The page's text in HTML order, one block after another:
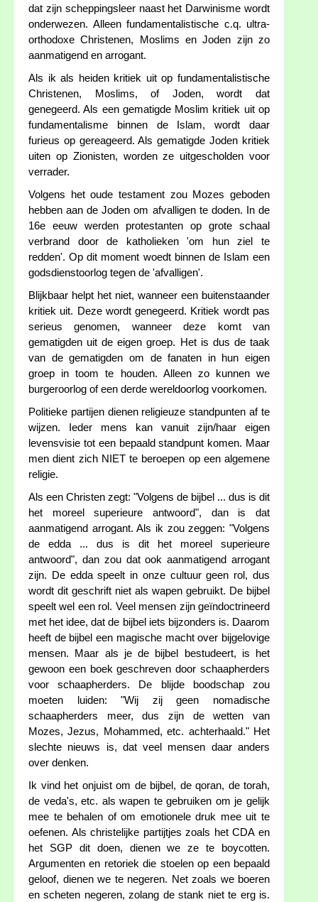
dat zijn scheppingsleer naast het Darwinisme wordt
onderwezen. Alleen fundamentalistische c.q. ultra-
orthodoxe Christenen, Moslims en Joden zijn zo
aanmatigend en arrogant.
Als ik als heiden kritiek uit op fundamentalistische
Christenen, Moslims, of Joden, wordt dat
genegeerd. Als een gematigde Moslim kritiek uit op
fundamentalisme binnen de Islam, wordt daar
furieus op gereageerd. Als gematigde Joden kritiek
uiten op Zionisten, worden ze uitgescholden voor
verrader.
Volgens het oude testament zou Mozes geboden
hebben aan de Joden om afvalligen te doden. In de
16e eeuw werden protestanten op grote schaal
verbrand door de katholieken 'om hun ziel te
redden'. Op dit moment woedt binnen de Islam een
godsdienstoorlog tegen de 'afvalligen'.
Blijkbaar helpt het niet, wanneer een buitenstaander
kritiek uit. Deze wordt genegeerd. Kritiek wordt pas
serieus genomen, wanneer deze komt van
gematigden uit de eigen groep. Het is dus de taak
van de gematigden om de fanaten in hun eigen
groep in toom te houden. Alleen zo kunnen we
burgeroorlog of een derde wereldoorlog voorkomen.
Politieke partijen dienen religieuze standpunten af te
wijzen. Ieder mens kan vanuit zijn/haar eigen
levensvisie tot een bepaald standpunt komen. Maar
men dient zich NIET te beroepen op een algemene
religie.
Als een Christen zegt: "Volgens de bijbel ... dus is dit
het moreel superieure antwoord", dan is dat
aanmatigend arrogant. Als ik zou zeggen: "Volgens
de edda ... dus is dit het moreel superieure
antwoord", dan zou dat ook aanmatigend arrogant
zijn. De edda speelt in onze cultuur geen rol, dus
wordt dit geschrift niet als wapen gebruikt. De bijbel
speelt wel een rol. Veel mensen zijn geïndoctrineerd
met het idee, dat de bijbel iets bijzonders is. Daarom
heeft de bijbel een magische macht over bijgelovige
mensen. Maar als je de bijbel bestudeert, is het
gewoon een boek geschreven door schaapherders
voor schaapherders. De blijde boodschap zou
moeten luiden: "Wij zij geen nomadische
schaapherders meer, dus zijn de wetten van
Mozes, Jezus, Mohammed, etc. achterhaald." Het
slechte nieuws is, dat veel mensen daar anders
over denken.
Ik vind het onjuist om de bijbel, de qoran, de torah,
de veda's, etc. als wapen te gebruiken om je gelijk
mee te behalen of om emotionele druk mee uit te
oefenen. Als christelijke partijtjes zoals het CDA en
het SGP dit doen, dienen we ze te boycotten.
Argumenten en retoriek die stoelen op een bepaald
geloof, dienen we te negeren. Net zoals we boeren
en scheten negeren, zolang de stank niet te erg is.